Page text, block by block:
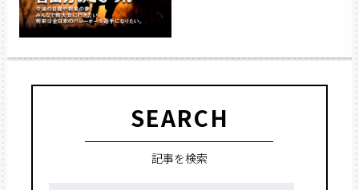
SEARCH
記事を検索